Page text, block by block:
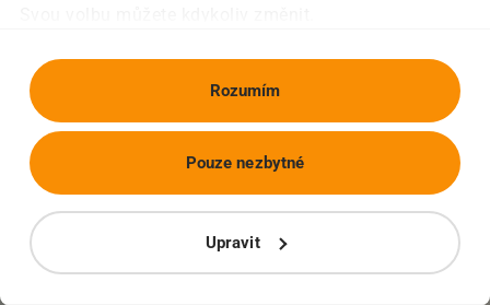
Rozumím
Upravit
Pouze nezbytné